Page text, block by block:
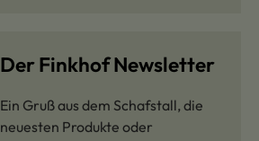
Der Finkhof Newsletter
Ein Gruß aus dem Schafstall, die
neuesten Produkte oder